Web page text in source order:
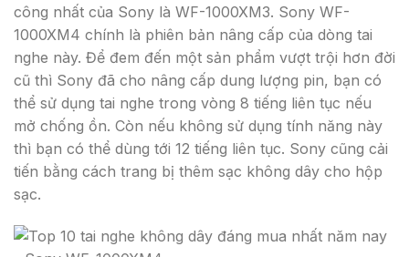
công nhất của Sony là WF-1000XM3. Sony WF-
1000XM4 chính là phiên bản nâng cấp của dòng tai
nghe này. Để đem đến một sản phẩm vượt trội hơn đời
cũ thì Sony đã cho nâng cấp dung lượng pin, bạn có
thể sử dụng tai nghe trong vòng 8 tiếng liên tục nếu
mở chống ồn. Còn nếu không sử dụng tính năng này
thì bạn có thể dùng tới 12 tiếng liên tục. Sony cũng cải
tiến bằng cách trang bị thêm sạc không dây cho hộp
sạc.